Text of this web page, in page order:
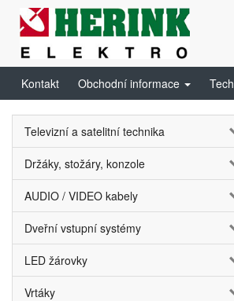
Kontakt Obchodní informace
Televizní a satelitní technika
Držáky, stožáry, konzole
AUDIO / VIDEO kabely
Dveřní vstupní systémy
LED žárovky
Vrtáky